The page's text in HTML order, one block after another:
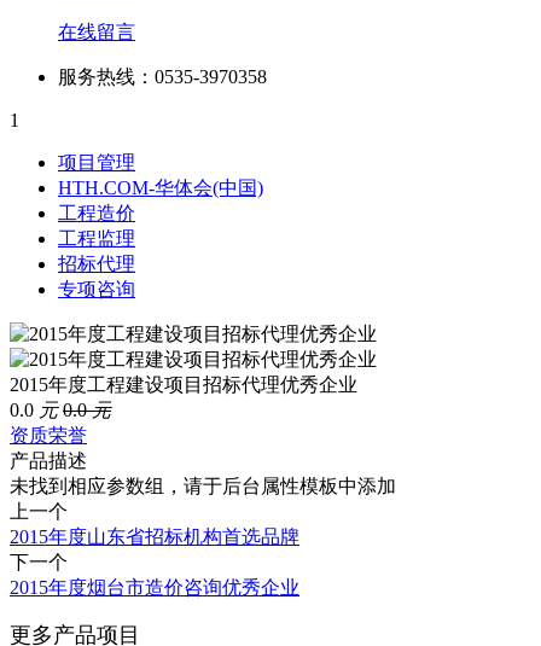
在线留言
服务热线：0535-3970358
1
项目管理
HTH.COM-华体会(中国)
工程造价
工程监理
招标代理
专项咨询
2015年度工程建设项目招标代理优秀企业
0.0 元 0.0元
资质荣誉
产品描述
未找到相应参数组，请于后台属性模板中添加
上一个
2015年度山东省招标机构首选品牌
下一个
2015年度烟台市造价咨询优秀企业
更多产品项目